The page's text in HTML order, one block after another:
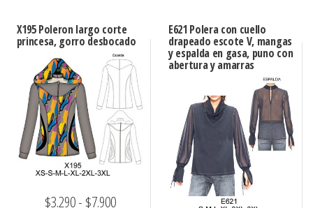
X195 Poleron largo corte
princesa, gorro desbocado
$3.290- $7.900Rango
E621 Polera con cuello
drapeado escote V, mangas
y espalda en gasa, puno con
abertura y amarras